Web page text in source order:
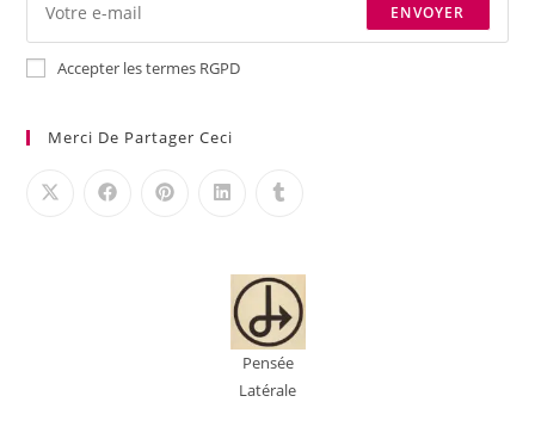
ENVOYER
Accepter les termes RGPD
Merci De Partager Ceci
Pensée
Latérale